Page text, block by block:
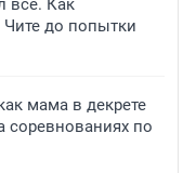
всё. Как
до попытки
мама в декрете
соревнованиях по